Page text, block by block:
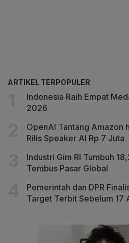
ARTIKEL TERPOPULER
Indonesia Raih Empat
2026
OpenAI Tantang Amazon
Rilis Speaker AI Rp 7 Juta
Industri Gim RI Tumbuh
Tembus Pasar Global
Pemerintah dan DPR
Target Terbit Sebelum 17